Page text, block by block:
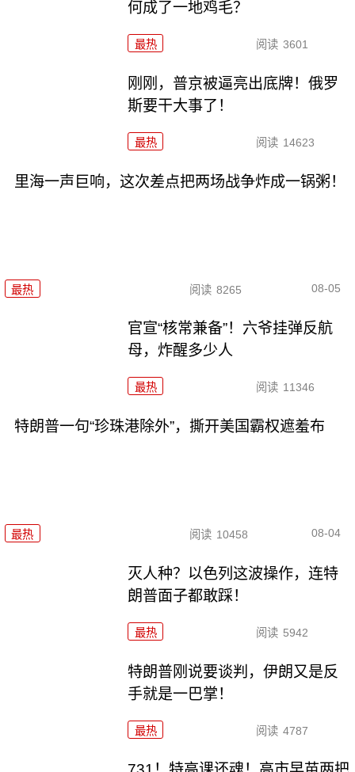
何成了一地鸡毛？
最热 阅读 3601
刚刚，普京被逼亮出底牌！俄罗
斯要干大事了！
最热 阅读 14623
里海一声巨响，这次差点把两场战争炸成一锅粥！
最热 阅读 8265 08-05
官宣“核常兼备”！六爷挂弹反航
母，炸醒多少人
最热 阅读 11346
特朗普一句“珍珠港除外”，撕开美国霸权遮羞布
最热 阅读 10458 08-04
灭人种？以色列这波操作，连特
朗普面子都敢踩！
最热 阅读 5942
特朗普刚说要谈判，伊朗又是反
手就是一巴掌！
最热 阅读 4787